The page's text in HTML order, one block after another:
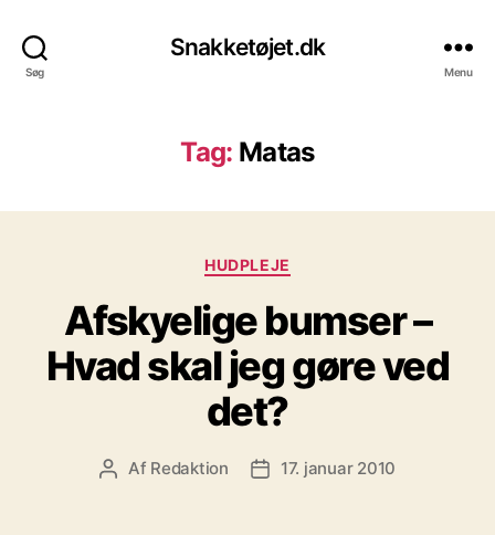
Søg
Snakketøjet.dk
Menu
Tag: Matas
Kategorier
HUDPLEJE
Afskyelige bumser –
Hvad skal jeg gøre ved
det?
Indlægsforfatter
Af Redaktion Indlægsdato
17. januar 2010